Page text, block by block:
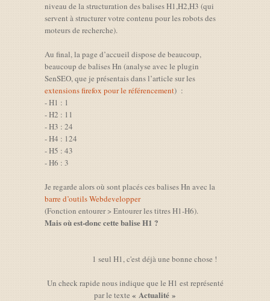
niveau de la structuration des balises H1,H2,H3 (qui
servent à structurer votre contenu pour les robots des
moteurs de recherche).
Au final, la page d’accueil dispose de beaucoup,
beaucoup de balises Hn (analyse avec le plugin
SenSEO, que je présentais dans l’article sur les
extensions firefox pour le référencement) :
- H1 : 1
- H2 : 11
- H3 : 24
- H4 : 124
- H5 : 43
- H6 : 3
Je regarde alors où sont placés ces balises Hn avec la
barre d’outils Webdevelopper
(Fonction entourer > Entourer les titres H1-H6).
Mais où est-donc cette balise H1 ?
1 seul H1, c'est déjà une bonne chose !
Un check rapide nous indique que le H1 est représenté
par le texte « Actualité »